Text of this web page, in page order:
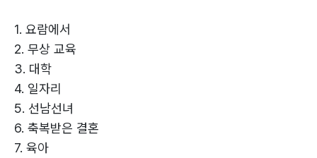
1. 요람에서
2. 무상 교육
3. 대학
4. 일자리
5. 선남선녀
6. 축복받은 결혼
7. 육아